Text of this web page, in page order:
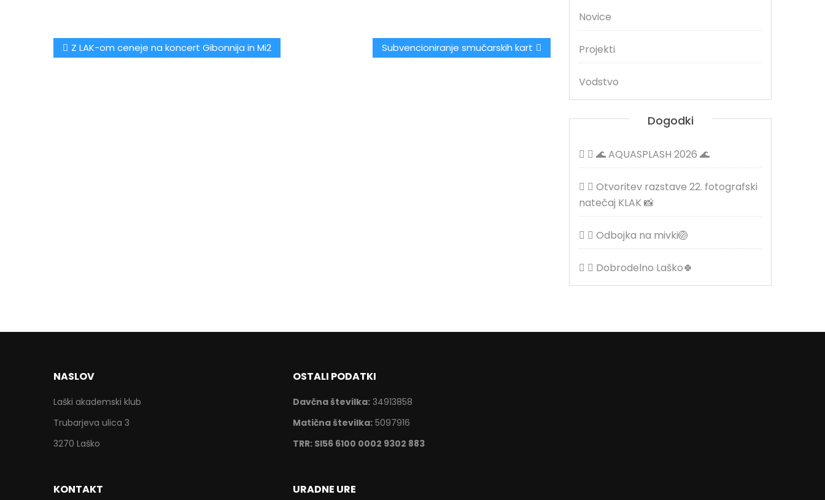
Navigacija
prispevka
Z LAK-om ceneje na koncert Gibonnija in Mi2 Subvencioniranje smučarskih kart
Novice
Projekti
Vodstvo
Dogodki
🌊 AQUASPLASH 2026 🌊
Otvoritev razstave 22. fotografski
natečaj KLAK 📸
Odbojka na mivki🏐
Dobrodelno Laško🍀
NASLOV
Laški akademski klub
Trubarjeva ulica 3
3270 Laško
KONTAKT
OSTALI PODATKI
Davčna številka:34913858
Matična številka:5097916
TRR: SI56 6100 0002 9302 883
URADNE URE